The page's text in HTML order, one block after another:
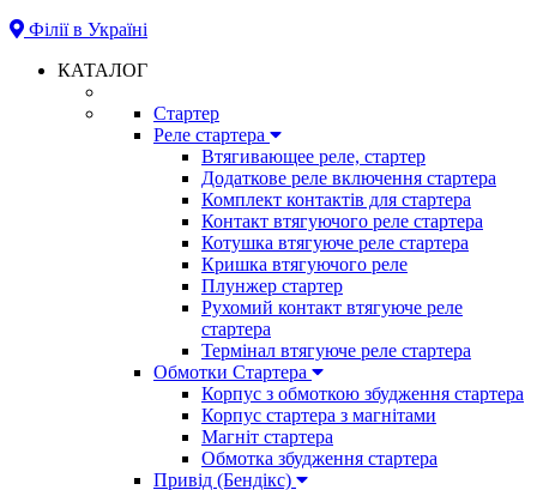
Філії в Україні
КАТАЛОГ
Стартер
Реле стартера
Втягивающее реле, стартер
Додаткове реле включення стартера
Комплект контактів для стартера
Контакт втягуючого реле стартера
Котушка втягуюче реле стартера
Кришка втягуючого реле
Плунжер стартер
Рухомий контакт втягуюче реле
стартера
Термінал втягуюче реле стартера
Обмотки Стартера
Корпус з обмоткою збудження стартера
Корпус стартера з магнітами
Магніт стартера
Обмотка збудження стартера
Привід (Бендікс)